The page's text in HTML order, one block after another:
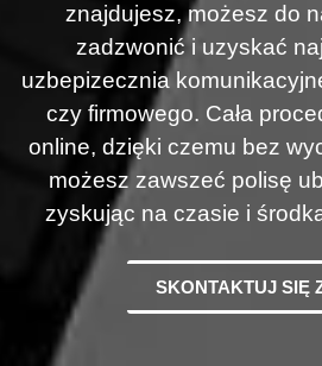
znajdujesz, możesz do
zadzwonić i uzyskać
uzbepizecznia
czy firmowego. Cała
online, dzięki czemu bez
możesz zawszeć polisę
zyskując na czasie i
SKONTAKTUJ SIĘ